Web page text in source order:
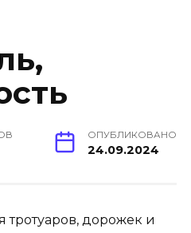
ОПУБЛИКОВАНО
24.09.2024
тротуаров, дорожек и